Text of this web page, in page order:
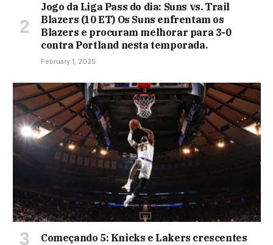
Jogo da Liga Pass do dia: Suns vs. Trail
Blazers (10 ET) Os Suns enfrentam os
Blazers e procuram melhorar para 3-0
contra Portland nesta temporada.
February 1, 2025
Começando 5: Knicks e Lakers crescentes